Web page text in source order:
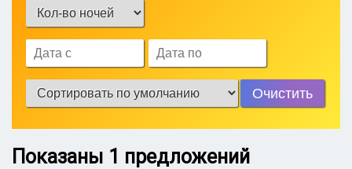
Очистить
Показаны 1 предложений